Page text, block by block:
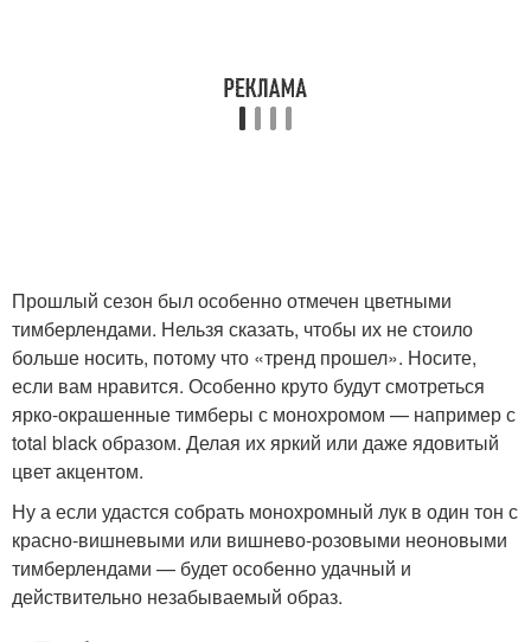
Прошлый сезон был особенно отмечен цветными
тимберлендами. Нельзя сказать, чтобы их не стоило
больше носить, потому что «тренд прошел». Носите,
если вам нравится. Особенно круто будут смотреться
ярко-окрашенные тимберы с монохромом — например с
total black образом. Делая их яркий или даже ядовитый
цвет акцентом.
Ну а если удастся собрать монохромный лук в один тон с
красно-вишневыми или вишнево-розовыми неоновыми
тимберлендами — будет особенно удачный и
действительно незабываемый образ.